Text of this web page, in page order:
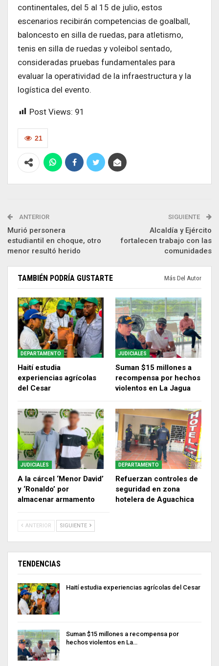
continentales, del 5 al 15 de julio, estos
escenarios recibirán competencias de goalball,
baloncesto en silla de ruedas, para atletismo,
tenis en silla de ruedas y voleibol sentado,
consideradas pruebas fundamentales para
evaluar la operatividad de la infraestructura y la
logística del evento.
Post Views: 91
21
ANTERIOR
Murió personera
estudiantil en choque, otro
menor resultó herido
SIGUIENTE
Alcaldía y Ejército
fortalecen trabajo con las
comunidades
TAMBIÉN PODRÍA GUSTARTE Más Del Autor
DEPARTAMENTO
Haití estudia
experiencias agrícolas
del Cesar
JUDICIALES
Suman $15 millones a
recompensa por hechos
violentos en La Jagua
JUDICIALES
A la cárcel ‘Menor David’
y ‘Ronaldo’ por
almacenar armamento
DEPARTAMENTO
Refuerzan controles de
seguridad en zona
hotelera de Aguachica
ANTERIOR SIGUIENTE
TENDENCIAS
Haití estudia experiencias agrícolas del Cesar
Suman $15 millones a recompensa por
hechos violentos en La…